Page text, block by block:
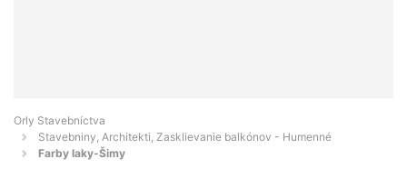
Orly Stavebníctva
Stavebniny, Architekti, Zasklievanie balkónov - Humenné
Farby laky-Šimy